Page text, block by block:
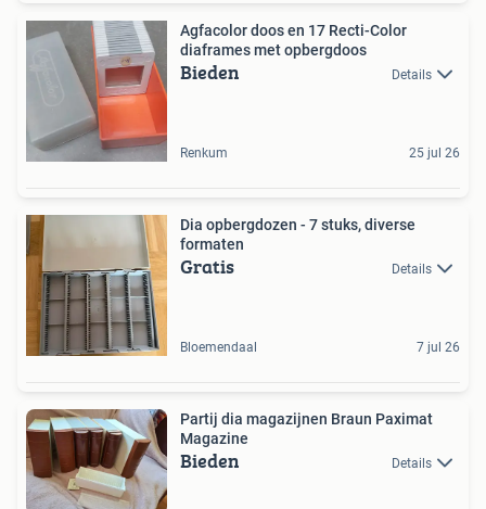
Agfacolor doos en 17 Recti-Color
diaframes met opbergdoos
Bieden Details
Renkum 25 jul 26
Dia opbergdozen - 7 stuks, diverse
formaten
Gratis Details
Bloemendaal 7 jul 26
Partij dia magazijnen Braun Paximat
Magazine
Bieden Details